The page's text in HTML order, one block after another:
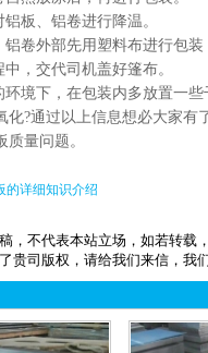
板、铝卷进行降温。
卷外部先用塑料布进行包装
，交代司机盖好篷布。
环境下，在包装内多放置一
化?通过以上信息想必大家
量问题。
的详细知识介绍
，不代表本站立场，如若转载
贵司版权，请给我们来信，我